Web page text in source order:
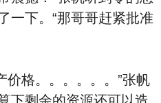
一下。“那哥哥赶紧批准
格。。。。。。”张帆